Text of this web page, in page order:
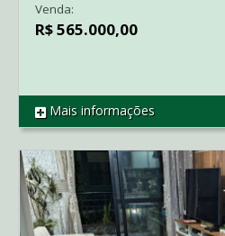
REF AP1932
Venda:
R$ 565.000,00
Mais informações